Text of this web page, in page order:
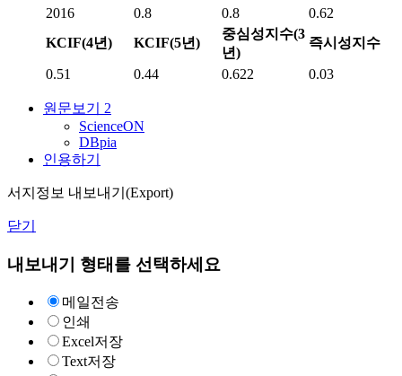
2016 0.8 0.8
0.62
KCIF(4년)
KCIF(5년)
중심성지수(3
년)
즉시성지수
0.51 0.44 0.622 0.03
원문보기 2
ScienceON
DBpia
인용하기
서지정보 내보내기(Export)
닫기
내보내기 형태를 선택하세요
메일전송
인쇄
Excel저장
Text저장